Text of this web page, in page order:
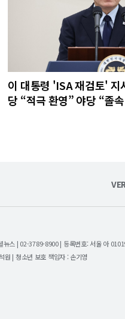
이 대통령 'ISA 재검토'
당 “적극 환영” 야당 “졸
스 | 02-3789-8900 | 등록번호: 서울 아
원 | 청소년 보호 책임자 : 손기영